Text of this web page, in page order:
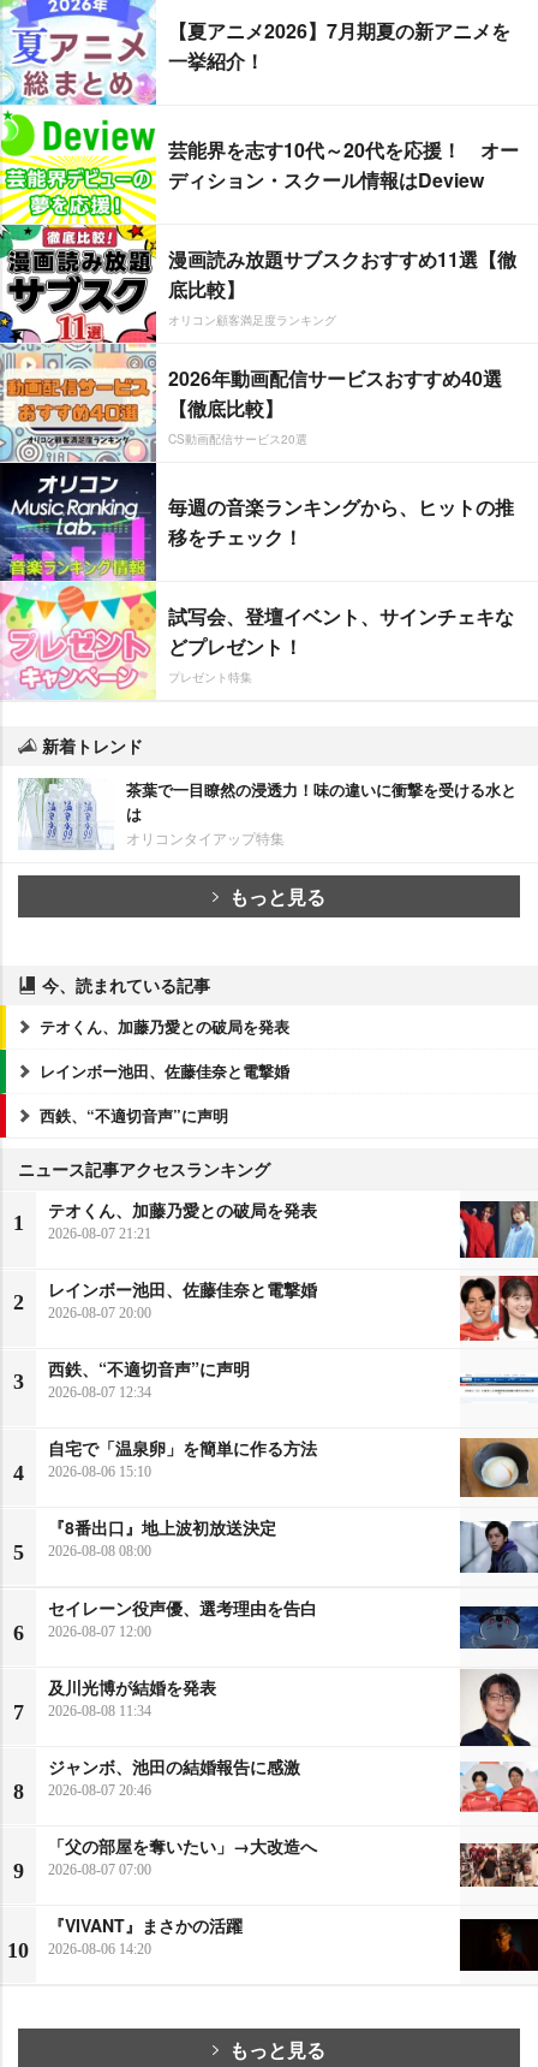
【夏アニメ2026】7月期夏の新アニメを
一挙紹介！
芸能界を志す10代～20代を応援！ オー
ディション・スクール情報はDeview
漫画読み放題サブスクおすすめ11選【徹
底比較】
オリコン顧客満足度ランキング
2026年動画配信サービスおすすめ40選
【徹底比較】
CS動画配信サービス20選
毎週の音楽ランキングから、ヒットの推
移をチェック！
試写会、登壇イベント、サインチェキな
どプレゼント！
プレゼント特集
新着トレンド
茶葉で一目瞭然の浸透力！味の違いに衝撃を受ける水と
は
オリコンタイアップ特集
もっと見る
今、読まれている記事
テオくん、加藤乃愛との破局を発表
レインボー池田、佐藤佳奈と電撃婚
西鉄、“不適切音声”に声明
ニュース記事アクセスランキング
1
テオくん、加藤乃愛との破局を発表
2026-08-07 21:21
2
レインボー池田、佐藤佳奈と電撃婚
2026-08-07 20:00
3
西鉄、“不適切音声”に声明
2026-08-07 12:34
4
自宅で「温泉卵」を簡単に作る方法
2026-08-06 15:10
5
『8番出口』地上波初放送決定
2026-08-08 08:00
6
セイレーン役声優、選考理由を告白
2026-08-07 12:00
7
及川光博が結婚を発表
2026-08-08 11:34
8
ジャンボ、池田の結婚報告に感激
2026-08-07 20:46
9
「父の部屋を奪いたい」→大改造へ
2026-08-07 07:00
10
『VIVANT』まさかの活躍
2026-08-06 14:20
もっと見る